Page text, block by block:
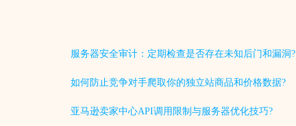
服务器安全审计：定期检查是否存在未知后门和漏洞?
如何防止竞争对手爬取你的独立站商品和价格数据?
亚马逊卖家中心API调用限制与服务器优化技巧?